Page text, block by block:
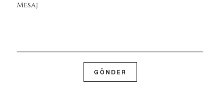
Mesaj